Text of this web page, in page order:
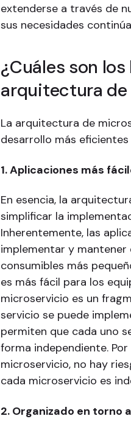
extenderse a través de
sus necesidades
¿Cuáles son
arquitectura
La arquitectura de
desarrollo más
1. Aplicaciones más
En esencia, la
simplificar la
Inherentemente, las
implementar y mantener
consumibles más
es más fácil para los
microservicio es un
servicio se puede
permiten que cada uno
forma independiente.
microservicio, no hay
cada microservicio es
2. Organizado en torno